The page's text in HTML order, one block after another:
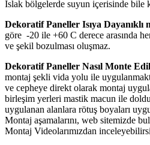
Islak bölgelerde suyun içerisinde bile
Dekoratif Paneller Isıya Dayanıklı
göre -20 ile +60 C derece arasında
ve şekil bozulması oluşmaz.
Dekoratif Paneller Nasıl Monte
montaj şekli vida yolu ile
ve cepheye direkt olarak montaj
birleşim yerleri mastik macun ile
uygulanan alanlara rötuş boyaları
Montaj aşamalarını, web sitemizde
Montaj Videolarımızdan